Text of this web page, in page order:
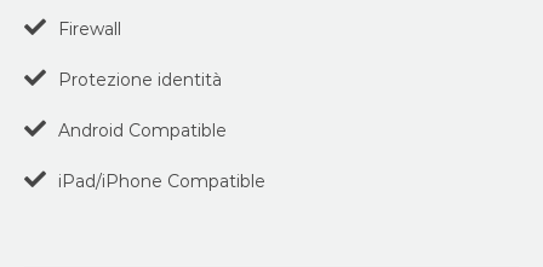
Firewall
Protezione identità
Android Compatible
iPad/iPhone Compatible